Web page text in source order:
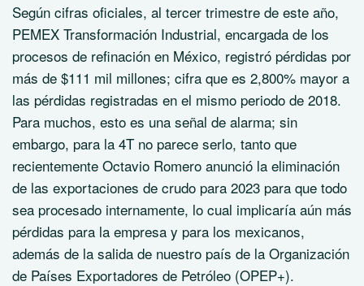
Según cifras oficiales, al tercer trimestre de este año,
PEMEX Transformación Industrial, encargada de los
procesos de refinación en México, registró pérdidas por
más de $111 mil millones; cifra que es 2,800% mayor a
las pérdidas registradas en el mismo periodo de 2018.
Para muchos, esto es una señal de alarma; sin
embargo, para la 4T no parece serlo, tanto que
recientemente Octavio Romero anunció la eliminación
de las exportaciones de crudo para 2023 para que todo
sea procesado internamente, lo cual implicaría aún más
pérdidas para la empresa y para los mexicanos,
además de la salida de nuestro país de la Organización
de Países Exportadores de Petróleo (OPEP+).